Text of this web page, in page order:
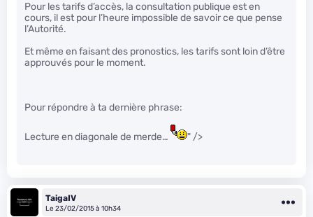
Pour les tarifs d’accès, la consultation publique est en
cours, il est pour l’heure impossible de savoir ce que pense
l’Autorité.
Et même en faisant des pronostics, les tarifs sont loin d’être
approuvés pour le moment.
Pour répondre à ta dernière phrase:
Lecture en diagonale de merde… " />
TaigaIV
Le 23/02/2015 à 10h34